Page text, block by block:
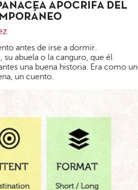
APÓCRIFA DEL
antes de irse a dormir.
su abuela o la canguro, que él
una buena historia. Era como un
un cuento.